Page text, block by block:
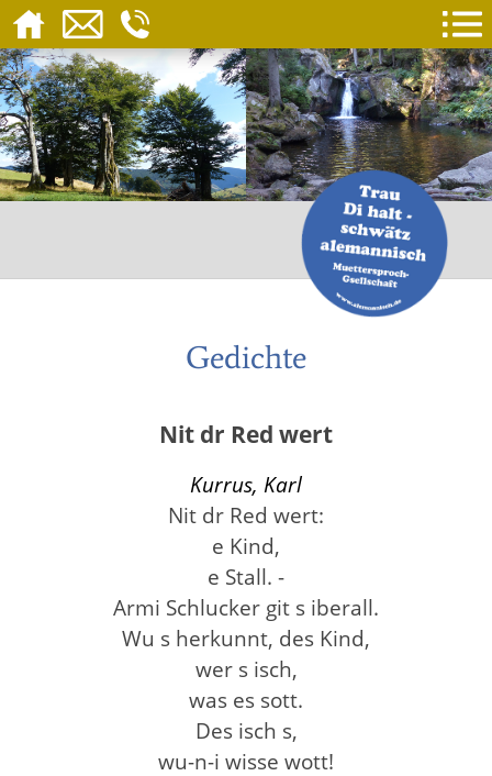
Gedichte
Nit dr Red wert
Kurrus, Karl
Nit dr Red wert:
e Kind,
e Stall. -
Armi Schlucker git s iberall.
Wu s herkunnt, des Kind,
wer s isch,
was es sott.
Des isch s,
wu-n-i wisse wott!